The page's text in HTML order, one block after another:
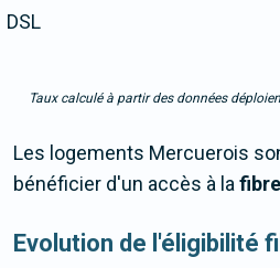
DSL
Taux calculé à partir des données
Les logements Mercuerois
bénéficier d'un accès à la
Evolution de l'éligibilité